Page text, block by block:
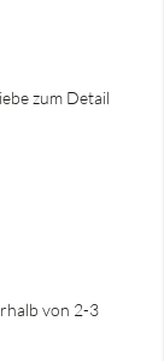
zum Detail
von 2-3